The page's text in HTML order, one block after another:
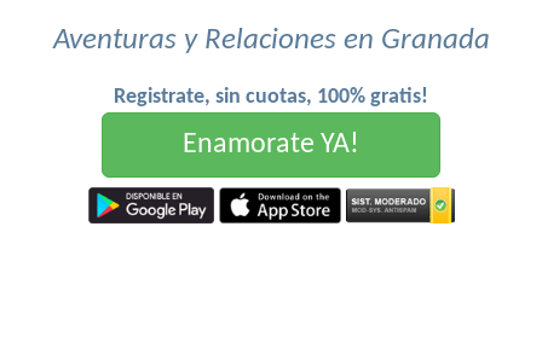
Aventuras y Relaciones en Granada
Registrate, sin cuotas, 100% gratis!
Enamorate YA!